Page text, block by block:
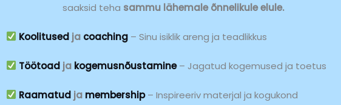
saaksid teha sammu lähemale õnnelikule elule.
Koolitused ja coaching – Sinu isiklik areng ja teadlikkus
Töötoad ja kogemusnõustamine– Jagatud kogemused ja toetus
Raamatud ja membership– Inspireeriv materjal ja kogukond